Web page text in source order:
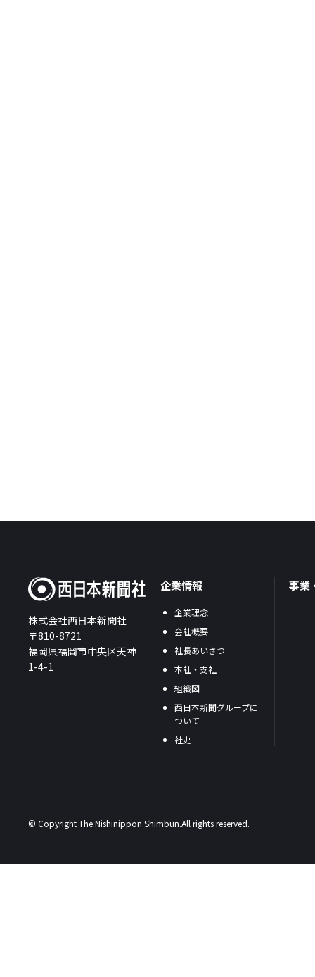
株式会社西日本新聞社
〒810-8721
福岡県福岡市中央区天神
1-4-1
企業情報
企業理念
会社概要
社長あいさつ
本社・支社
組織図
西日本新聞グループに
ついて
社史
事業
© Copyright The Nishinippon Shimbun.All rights reserved.